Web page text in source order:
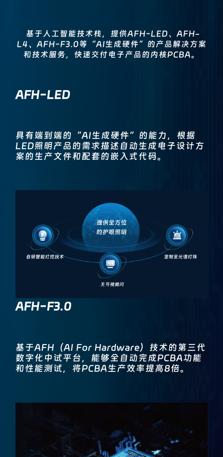
基于人工智能技术栈，提供AFH-LED、AFH-
L4、AFH-F3.0等“AI生成硬件”的产品解决方案
和技术服务，快速交付电子产品的内核PCBA。
AFH-LED
具有端到端的“AI生成硬件”的能力，根据
LED照明产品的需求描述自动生成电子设计方
案的生产文件和配套的嵌入式代码。
AFH-F3.0
基于AFH（AI For Hardware）技术的第三代
数字化中试平台，能够全自动完成PCBA功能
和性能测试，将PCBA生产效率提高8倍。